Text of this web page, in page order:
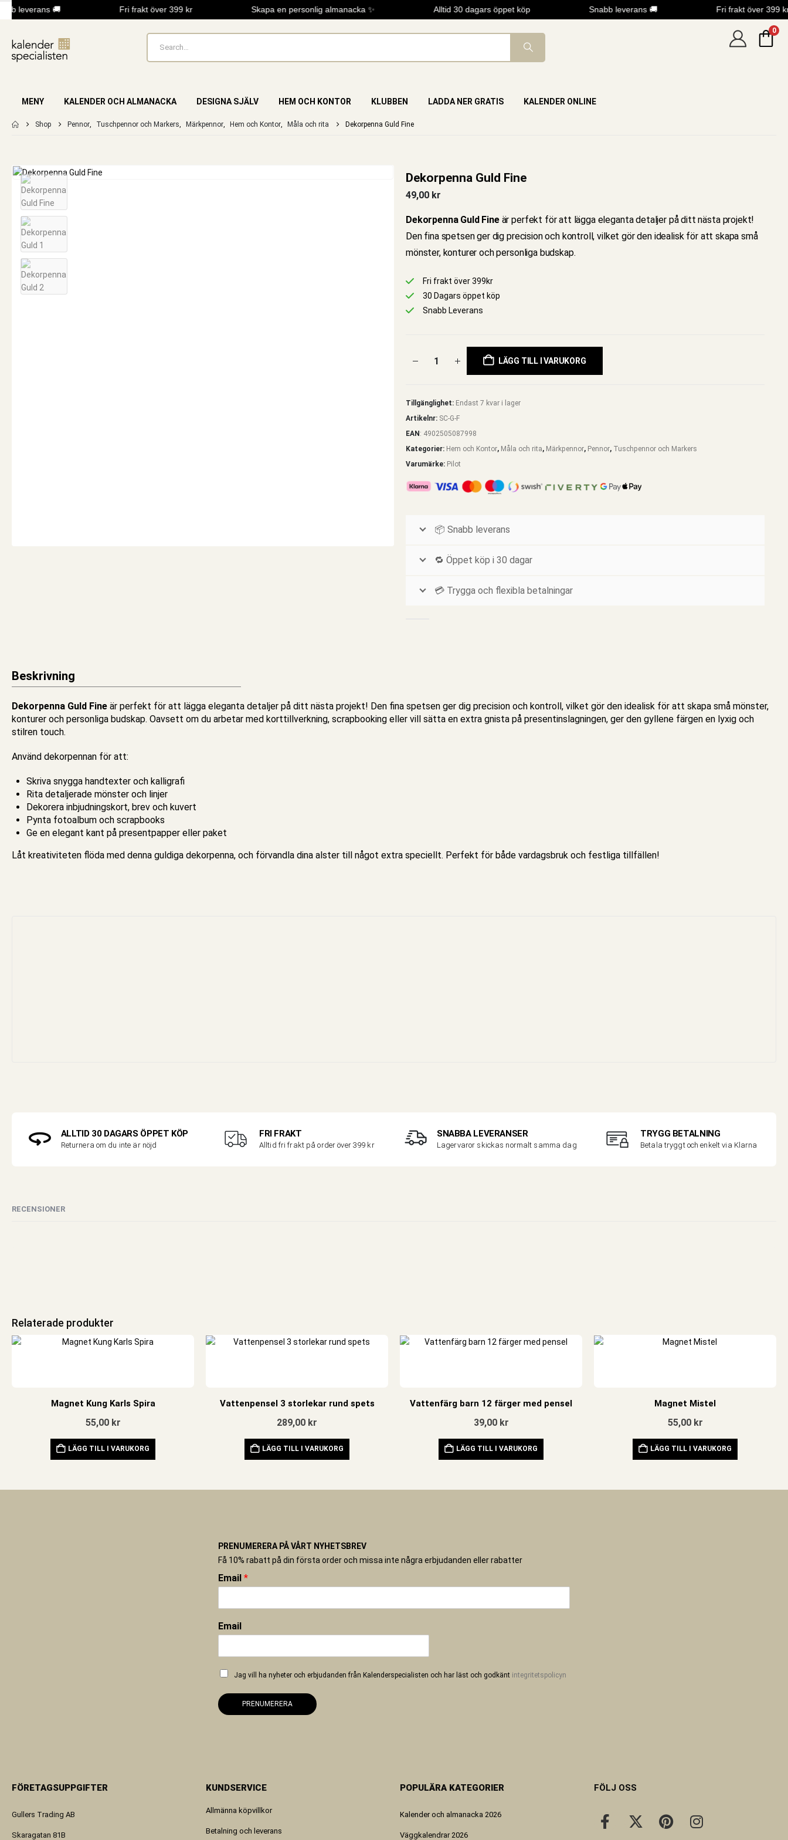
leverans 🚚 Fri frakt över 399 kr Skapa en personlig almanacka ✨ Alltid 30 dagars öppet köp Snabb leverans 🚚 Fri frakt över 399 kr
0
MENY KALENDER OCH ALMANACKA DESIGNA SJÄLV HEM OCH KONTOR KLUBBEN LADDA NER GRATIS KALENDER ONLINE
Shop Pennor, Tuschpennor och Markers, Märkpennor, Hem och Kontor, Måla och rita Dekorpenna Guld Fine
Dekorpenna Guld Fine
49,00 kr
Dekorpenna Guld Fine är perfekt för att lägga eleganta detaljer på ditt nästa projekt!
Den fina spetsen ger dig precision och kontroll, vilket gör den idealisk för att skapa små
mönster, konturer och personliga budskap.
Fri frakt över 399kr
30 Dagars öppet köp
Snabb Leverans
LÄGG TILL I VARUKORG
Tillgänglighet: Endast 7 kvar i lager
Artikelnr: SC-G-F
EAN : 4902505087998
Kategorier: Hem och Kontor, Måla och rita, Märkpennor, Pennor, Tuschpennor och Markers
Varumärke: Pilot
📦 Snabb leverans
🔁 Öppet köp i 30 dagar
💳 Trygga och flexibla betalningar
Beskrivning
Dekorpenna Guld Fine är perfekt för att lägga eleganta detaljer på ditt nästa projekt! Den fina spetsen ger dig precision och kontroll, vilket gör den idealisk för att skapa små mönster,
konturer och personliga budskap. Oavsett om du arbetar med korttillverkning, scrapbooking eller vill sätta en extra gnista på presentinslagningen, ger den gyllene färgen en lyxig och
stilren touch.
Använd dekorpennan för att:
Skriva snygga handtexter och kalligrafi
Rita detaljerade mönster och linjer
Dekorera inbjudningskort, brev och kuvert
Pynta fotoalbum och scrapbooks
Ge en elegant kant på presentpapper eller paket
Låt kreativiteten flöda med denna guldiga dekorpenna, och förvandla dina alster till något extra speciellt. Perfekt för både vardagsbruk och festliga tillfällen!
ALLTID 30 DAGARS ÖPPET KÖP
Returnera om du inte är nöjd
FRI FRAKT
Alltid fri frakt på order över 399 kr
SNABBA LEVERANSER
Lagervaror skickas normalt samma dag
TRYGG BETALNING
Betala tryggt och enkelt via Klarna
RECENSIONER
Relaterade produkter
Magnet Kung Karls Spira
55,00 kr
LÄGG TILL I VARUKORG
Vattenpensel 3 storlekar rund spets
289,00 kr
LÄGG TILL I VARUKORG
Vattenfärg barn 12 färger med pensel
39,00 kr
LÄGG TILL I VARUKORG
Magnet Mistel
55,00 kr
LÄGG TILL I VARUKORG
PRENUMERERA PÅ VÅRT NYHETSBREV
Få 10% rabatt på din första order och missa inte några erbjudanden eller rabatter
Email *
Email
Jag vill ha nyheter och erbjudanden från Kalenderspecialisten och har läst och godkänt integritetspolicyn
PRENUMERERA
FÖRETAGSUPPGIFTER
Gullers Trading AB
Skaragatan 81B
KUNDSERVICE
Allmänna köpvillkor
Betalning och leverans
POPULÄRA KATEGORIER
Kalender och almanacka 2026
Väggkalendrar 2026
FÖLJ OSS